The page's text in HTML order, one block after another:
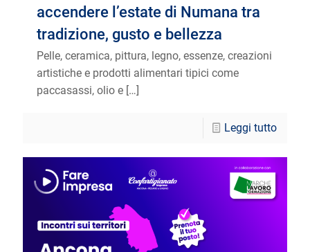
accendere l’estate di Numana tra
tradizione, gusto e bellezza
Pelle, ceramica, pittura, legno, essenze, creazioni
artistiche e prodotti alimentari tipici come
paccasassi, olio e […]
Leggi tutto